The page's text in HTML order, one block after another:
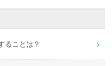
ることは？